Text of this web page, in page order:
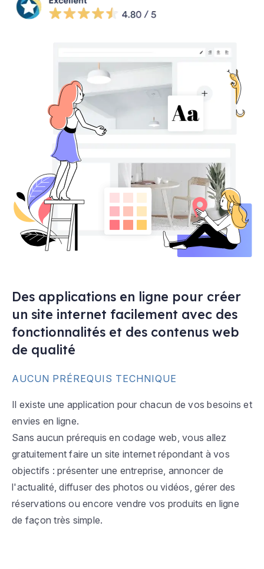
Des applications en ligne pour créer
un site internet facilement avec des
fonctionnalités et des contenus web
de qualité
AUCUN PRÉREQUIS TECHNIQUE
Il existe une application pour chacun de vos besoins et
envies en ligne.
Sans aucun prérequis en codage web, vous allez
gratuitement faire un site internet répondant à vos
objectifs : présenter une entreprise, annoncer de
l'actualité, diffuser des photos ou vidéos, gérer des
réservations ou encore vendre vos produits en ligne
de façon très simple.